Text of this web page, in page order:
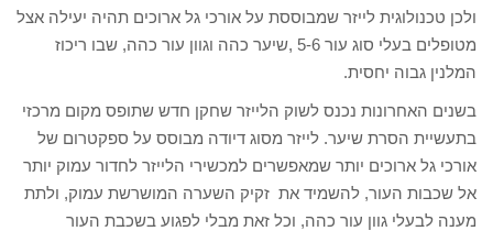
ולכן טכנולוגית לייזר שמבוססת על אורכי גל ארוכים תהיה יעילה אצל
מטופלים בעלי סוג עור 5-6 ,שיער כהה וגוון עור כהה, שבו ריכוז
המלנין גבוה יחסית.
בשנים האחרונות נכנס לשוק הלייזר שחקן חדש שתופס מקום מרכזי
בתעשיית הסרת שיער. לייזר מסוג דיודה מבוסס על ספקטרום של
אורכי גל ארוכים יותר שמאפשרים למכשירי הלייזר לחדור עמוק יותר
אל שכבות העור, להשמיד את זקיק השערה המושרשת עמוק, ולתת
מענה לבעלי גוון עור כהה, וכל זאת מבלי לפגוע בשכבת העור